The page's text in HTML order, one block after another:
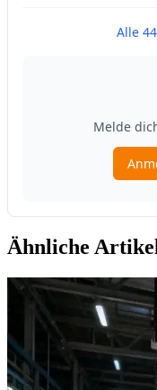
Ähnliche Artikel